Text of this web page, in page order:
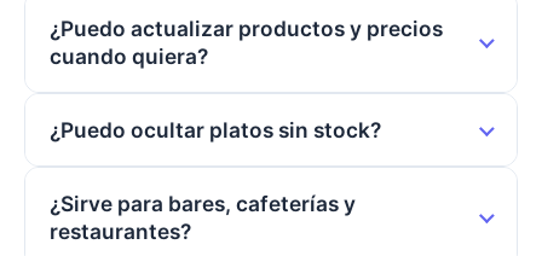
¿Puedo actualizar productos y precios
cuando quiera?
¿Puedo ocultar platos sin stock?
¿Sirve para bares, cafeterías y
restaurantes?